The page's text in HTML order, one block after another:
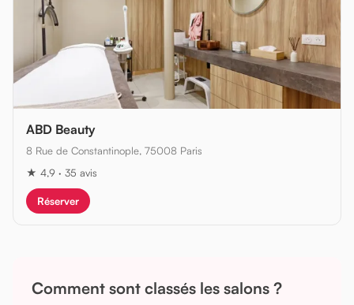
ABD Beauty
8 Rue de Constantinople, 75008 Paris
★ 4,9 · 35 avis
Réserver
Comment sont classés les salons ?